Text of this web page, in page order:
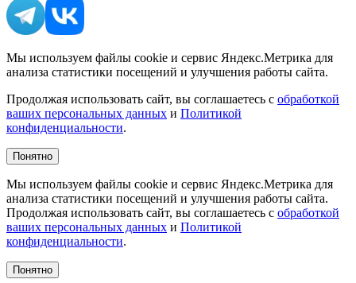
Мы используем файлы cookie и сервис Яндекс.Метрика для
анализа статистики посещений и улучшения работы сайта.
Продолжая использовать сайт, вы соглашаетесь с обработкой
ваших персональных данных и Политикой
конфиденциальности.
Понятно
Мы используем файлы cookie и сервис Яндекс.Метрика для
анализа статистики посещений и улучшения работы сайта.
Продолжая использовать сайт, вы соглашаетесь с обработкой
ваших персональных данных и Политикой
конфиденциальности.
Понятно